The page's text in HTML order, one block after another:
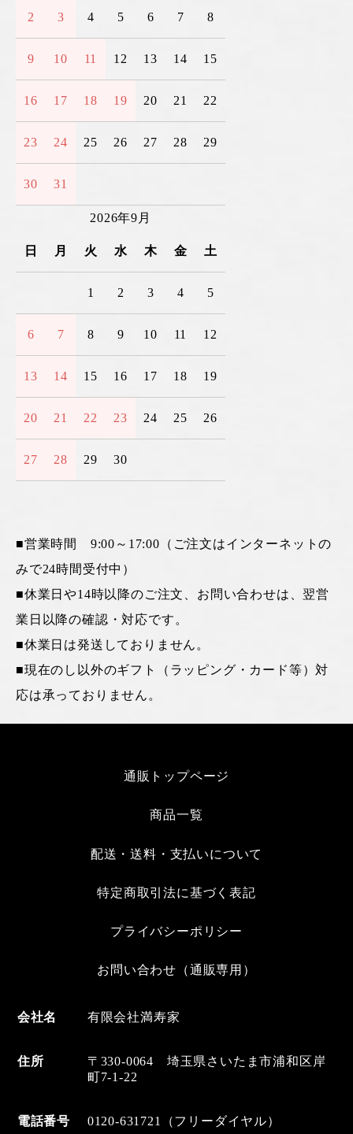
2 3 4 5 6 7 8
9 10 11 12 13 14 15
16 17 18 19 20 21 22
23 24 25 26 27 28 29
30 31
2026年9月
日 月 火 水 木 金 土
1 2 3 4 5
6 7 8 9 10 11 12
13 14 15 16 17 18 19
20 21 22 23 24 25 26
27 28 29 30
■営業時間 9:00～17:00（ご注文はインターネットの
みで24時間受付中）
■休業日や14時以降のご注文、お問い合わせは、翌営
業日以降の確認・対応です。
■休業日は発送しておりません。
■現在のし以外のギフト（ラッピング・カード等）対
応は承っておりません。
通販トップページ
商品一覧
配送・送料・支払いについて
特定商取引法に基づく表記
プライバシーポリシー
お問い合わせ（通販専用）
会社名 有限会社満寿家
住所
〒330-0064 埼玉県さいたま市浦和区岸
町7-1-22
電話番号 0120-631721（フリーダイヤル）